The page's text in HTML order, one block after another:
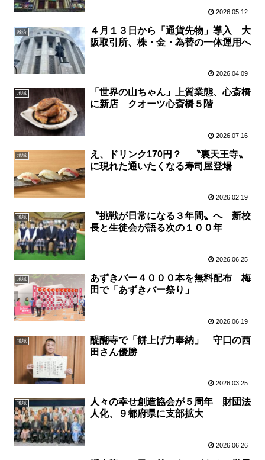
2026.05.12
経済
４月１３日から「通貨先物」導入 大
阪取引所、株・金・為替の一体運用へ
2026.04.09
地域
「世界の山ちゃん」上質業態、心斎橋
に新店 クオーツ心斎橋５階
2026.07.16
地域
え、ドリンク170円？ 〝裏天王寺〟
に現れた通いたくなる寿司屋登場
2026.02.19
地域
〝挑戦が日常になる３年間〟へ 新校
長と生徒会が語る次の１００年
2026.06.25
地域
あずきバー４０００本を無料配布 梅
田で「あずきバー祭り」
2026.06.19
地域
醍醐寺で「餅上げ力奉納」 守口の西
田さん優勝
2026.03.25
地域
人々の幸せ創造協会が５周年 財団法
人化、９都府県に支部拡大
2026.06.26